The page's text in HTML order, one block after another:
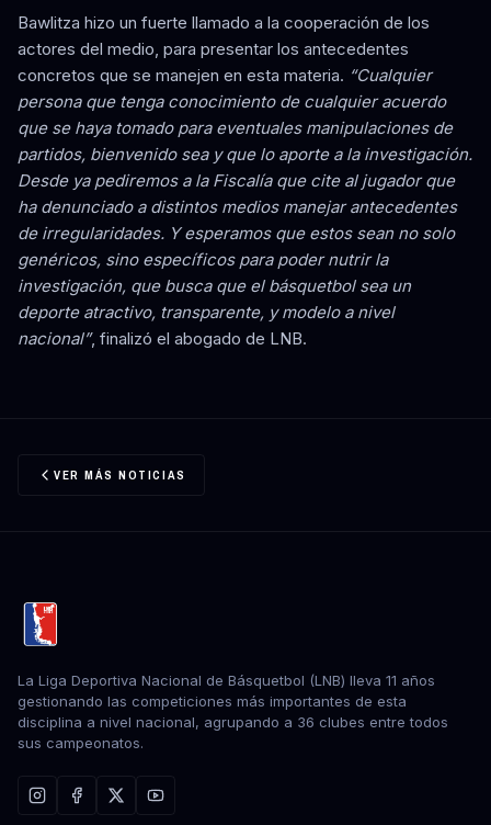
Bawlitza hizo un fuerte llamado a la cooperación de los
actores del medio, para presentar los antecedentes
concretos que se manejen en esta materia. “Cualquier
persona que tenga conocimiento de cualquier acuerdo
que se haya tomado para eventuales manipulaciones de
partidos, bienvenido sea y que lo aporte a la investigación.
Desde ya pediremos a la Fiscalía que cite al jugador que
ha denunciado a distintos medios manejar antecedentes
de irregularidades. Y esperamos que estos sean no solo
genéricos, sino específicos para poder nutrir la
investigación, que busca que el básquetbol sea un
deporte atractivo, transparente, y modelo a nivel
nacional”, finalizó el abogado de LNB.
VER MÁS NOTICIAS
La Liga Deportiva Nacional de Básquetbol (LNB) lleva 11 años
gestionando las competiciones más importantes de esta
disciplina a nivel nacional, agrupando a 36 clubes entre todos
sus campeonatos.